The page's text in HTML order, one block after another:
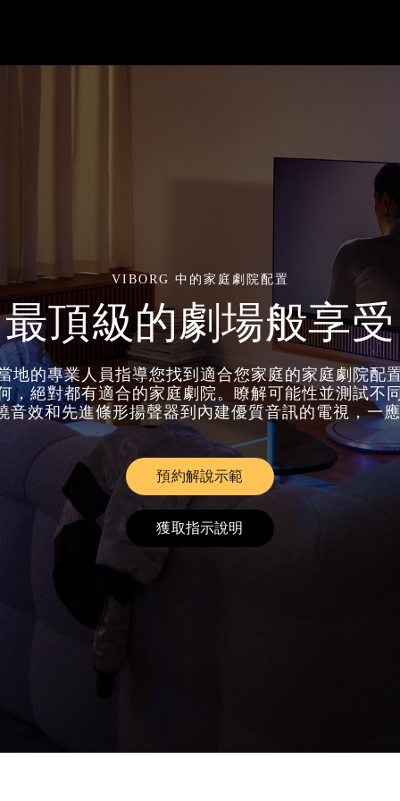
VIBORG 中的家庭劇院配置
最頂級的劇場般享受
地的專業人員指導您找到適合您家庭的家庭劇院配
，絕對都有適合的家庭劇院。瞭解可能性並測試不
音效和先進條形揚聲器到內建優質音訊的電視，一
預約解說示範Link Opens in New Tab
獲取指示說明Link Opens in New Tab